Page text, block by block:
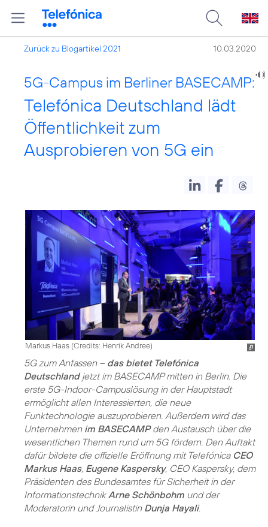
Zurück zu Blogartikel 2021 10.03.2020
5G-Campus im Berliner BASECAMP:
Telefónica Deutschland lädt
Öffentlichkeit zum
Ausprobieren von 5G ein
Markus Haas (Credits: Henrik Andree)
5Gzum Anfassen – das bietet Telefónica
Deutschlandjetzt im BASECAMP mitten in Berlin. Die
erste 5G-Indoor-Campuslösung in der Hauptstadt
ermöglicht allen Interessierten, die neue
Funktechnologie auszuprobieren. Außerdem wird das
Unternehmen im BASECAMPden Austausch über die
wesentlichen Themen rund um 5G fördern. Den Auftakt
dafür bildete die offizielle Eröffnung mit Telefónica CEO
Markus Haas, Eugene Kaspersky, CEO Kaspersky, dem
Präsidenten des Bundesamtes für Sicherheit in der
InformationstechnikArne Schönbohm und der
Moderatorin und Journalistin Dunja Hayali.